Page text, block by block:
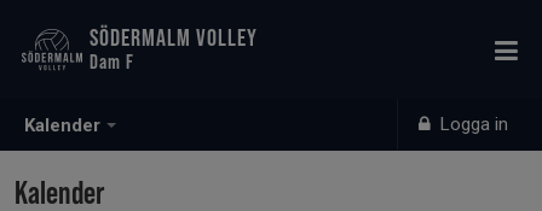
Kalender Logga in
SÖDERMALM VOLLEY
Dam F
Kalender